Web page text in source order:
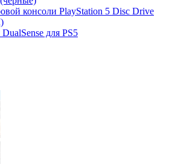
консоли PlayStation 5 Disc Drive
для PS5